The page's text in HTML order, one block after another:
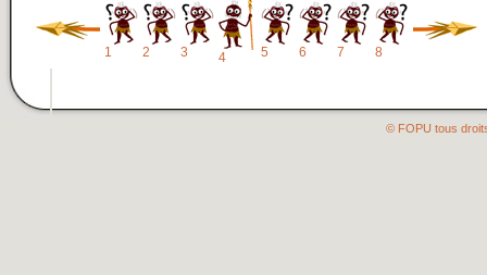
1 2 3 4 5 6 7 8
© FOPU tous